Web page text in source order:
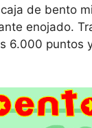
de bento
enojado.
6.000 puntos